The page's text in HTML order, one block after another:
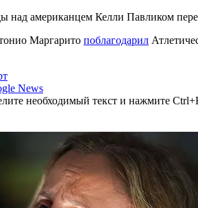
над американцем Келли Павликом
Маргарито поблагодарил
News
необходимый текст и нажмите